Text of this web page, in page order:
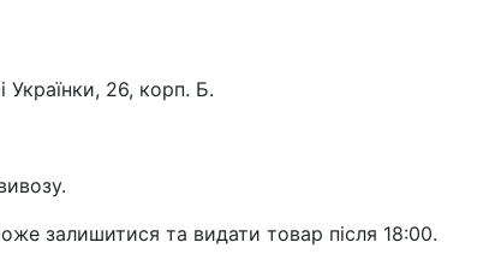
26, корп. Б.
залишитися та видати товар після 18:00.